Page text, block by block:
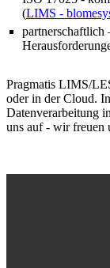
(LIMS -
partnerschaftlich
Pragmatis LIMS/
oder in der Cloud.
Datenverarbeitung
uns auf - wir freuen